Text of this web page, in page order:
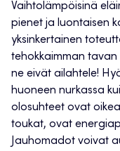
Vaihtolämpöisinä
pienet ja luontaisen
yksinkertainen
tehokkaimman tavan
ne eivät ailahtele!
huoneen nurkassa
olosuhteet ovat
toukat, ovat
Jauhomadot voivat